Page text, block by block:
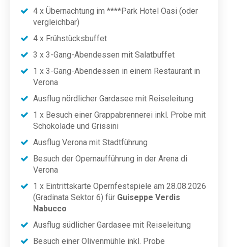
4 x Übernachtung im ****Park Hotel Oasi (oder
vergleichbar)
4 x Frühstücksbuffet
3 x 3-Gang-Abendessen mit Salatbuffet
1 x 3-Gang-Abendessen in einem Restaurant in
Verona
Ausflug nördlicher Gardasee mit Reiseleitung
1 x Besuch einer Grappabrennerei inkl. Probe mit
Schokolade und Grissini
Ausflug Verona mit Stadtführung
Besuch der Opernaufführung in der Arena di
Verona
1 x Eintrittskarte Opernfestspiele am 28.08.2026
(Gradinata Sektor 6) für Guiseppe Verdis
Nabucco
Ausflug südlicher Gardasee mit Reiseleitung
Besuch einer Olivenmühle inkl. Probe